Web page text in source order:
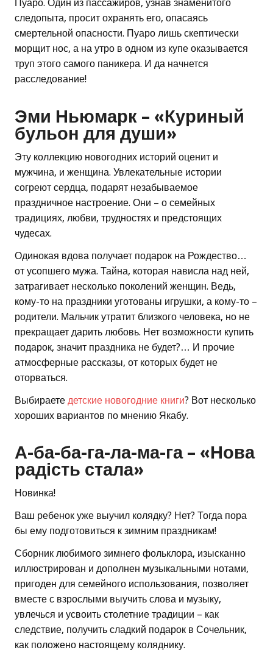
Пуаро. Один из пассажиров, узнав знаменитого
следопыта, просит охранять его, опасаясь
смертельной опасности. Пуаро лишь скептически
морщит нос, а на утро в одном из купе оказывается
труп этого самого паникера. И да начнется
расследование!
Эми Ньюмарк – «Куриный
бульон для души»
Эту коллекцию новогодних историй оценит и
мужчина, и женщина. Увлекательные истории
согреют сердца, подарят незабываемое
праздничное настроение. Они – о семейных
традициях, любви, трудностях и предстоящих
чудесах.
Одинокая вдова получает подарок на Рождество…
от усопшего мужа. Тайна, которая нависла над ней,
затрагивает несколько поколений женщин. Ведь,
кому-то на праздники уготованы игрушки, а кому-то –
родители. Мальчик утратит близкого человека, но не
прекращает дарить любовь. Нет возможности купить
подарок, значит праздника не будет?… И прочие
атмосферные рассказы, от которых будет не
оторваться.
Выбираете детские новогодние книги? Вот несколько
хороших вариантов по мнению Якабу.
А-ба-ба-га-ла-ма-га – «Нова
радість стала»
Новинка!
Ваш ребенок уже выучил колядку? Нет? Тогда пора
бы ему подготовиться к зимним праздникам!
Сборник любимого зимнего фольклора, изысканно
иллюстрирован и дополнен музыкальными нотами,
пригоден для семейного использования, позволяет
вместе с взрослыми выучить слова и музыку,
увлечься и усвоить столетние традиции – как
следствие, получить сладкий подарок в Сочельник,
как положено настоящему коляднику.